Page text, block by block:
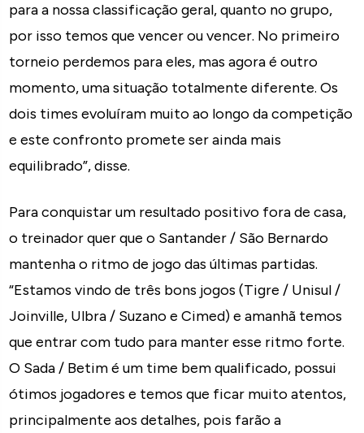
para a nossa classificação geral, quanto no grupo,
por isso temos que vencer ou vencer. No primeiro
torneio perdemos para eles, mas agora é outro
momento, uma situação totalmente diferente. Os
dois times evoluíram muito ao longo da competição
e este confronto promete ser ainda mais
equilibrado”, disse.
Para conquistar um resultado positivo fora de casa,
o treinador quer que o Santander / São Bernardo
mantenha o ritmo de jogo das últimas partidas.
“Estamos vindo de três bons jogos (Tigre / Unisul /
Joinville, Ulbra / Suzano e Cimed) e amanhã temos
que entrar com tudo para manter esse ritmo forte.
O Sada / Betim é um time bem qualificado, possui
ótimos jogadores e temos que ficar muito atentos,
principalmente aos detalhes, pois farão a